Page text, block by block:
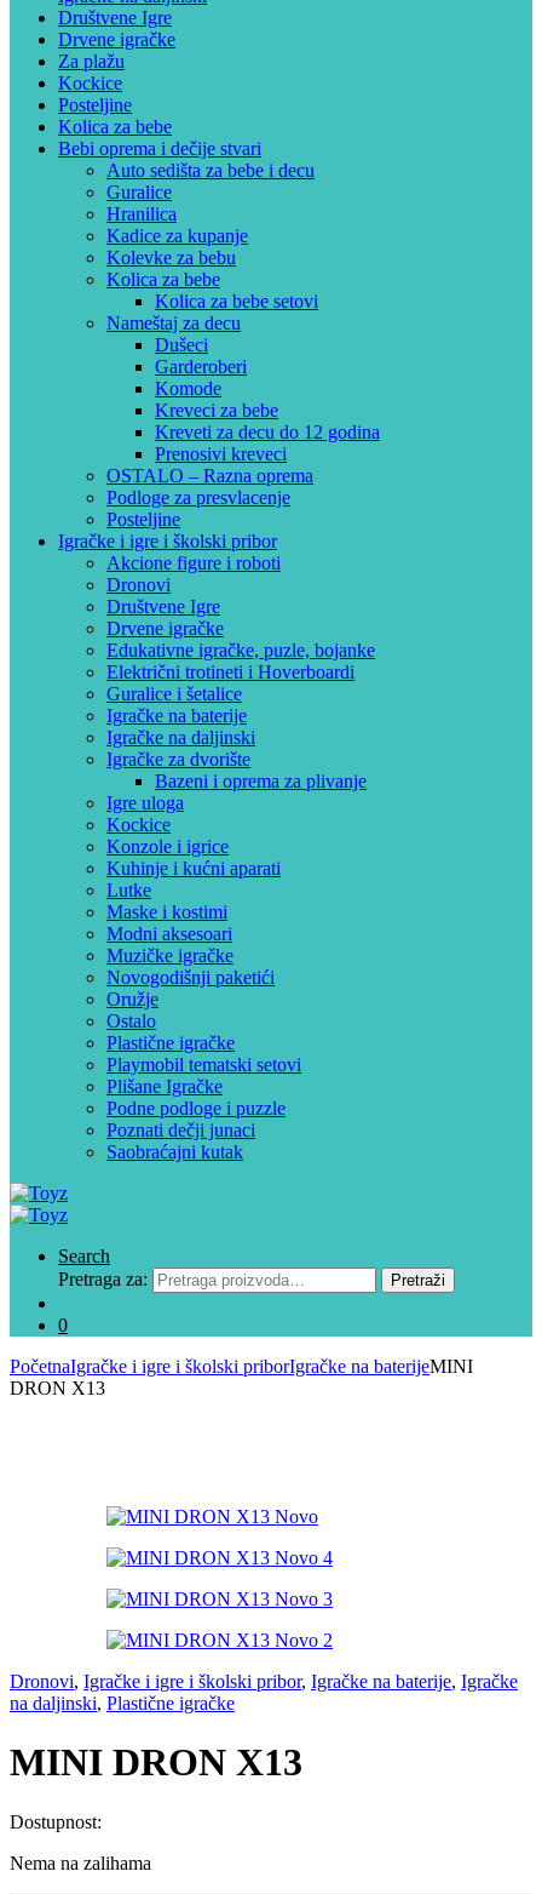
Društvene Igre
Drvene igračke
Za plažu
Kockice
Posteljine
Kolica za bebe
Bebi oprema i dečije stvari
Auto sedišta za bebe i decu
Guralice
Hranilica
Kadice za kupanje
Kolevke za bebu
Kolica za bebe
Kolica za bebe setovi
Nameštaj za decu
Dušeci
Garderoberi
Komode
Kreveci za bebe
Kreveti za decu do 12 godina
Prenosivi kreveci
OSTALO – Razna oprema
Podloge za presvlacenje
Posteljine
Igračke i igre i školski pribor
Akcione figure i roboti
Dronovi
Društvene Igre
Drvene igračke
Edukativne igračke, puzle, bojanke
Električni trotineti i Hoverboardi
Guralice i šetalice
Igračke na baterije
Igračke na daljinski
‎Igračke za dvorište
Bazeni i oprema za plivanje
Igre uloga
Kockice
Konzole i igrice
Kuhinje i kućni aparati
Lutke
Maske i kostimi
Modni aksesoari
Muzičke igračke
Novogodišnji paketići
Oružje
Ostalo
Plastične igračke
Playmobil tematski setovi
Plišane Igračke
Podne podloge i puzzle
Poznati dečji junaci
Saobraćajni kutak
Search
Pretraga za:
Pretraži
0
PočetnaIgračke i igre i školski priborIgračke na baterijeMINI
DRON X13
Dronovi, Igračke i igre i školski pribor, Igračke na baterije, Igračke
na daljinski, Plastične igračke
MINI DRON X13
Dostupnost:
Nema na zalihama